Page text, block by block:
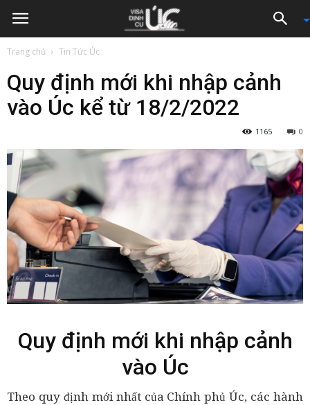
Trang chủ Tin Tức Úc
Quy định mới khi nhập cảnh
vào Úc kể từ 18/2/2022
0
1165
Quy định mới khi nhập cảnh
vào Úc
Theo quy định mới nhất của Chính phủ Úc, các hành